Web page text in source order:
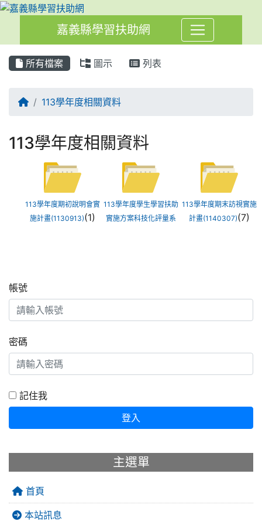
嘉義縣學習扶助網
所有檔案 圖示 列表
回首頁113學年度相關資料
113學年度相關資料
113學年度期初說明會實
施計畫(1130913)(1)
113學年度學生學習扶助
實施方案科技化評量系
113學年度期末訪視實施
計畫(1140307)(7)
帳號
密碼
記住我
登入
主選單
首頁
本站訊息